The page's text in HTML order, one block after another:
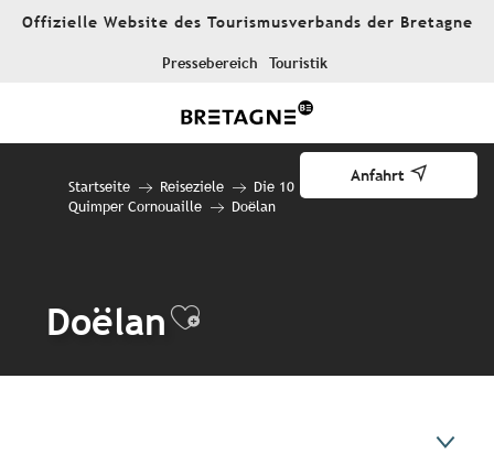
AllerOffizielle Website des Tourismusverbands der Bretagne
Pressebereich Touristik
Anfahrt
Startseite Reiseziele
Die 10 Reiseziele
Quimper Cornouaille
Doëlan
DoëlanAjouter aux